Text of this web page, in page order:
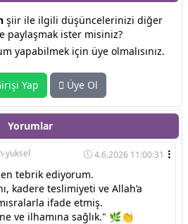
şiir ile ilgili düşüncelerinizi diğer
paylaşmak ister misiniz?
yapabilmek için üye olmalısınız.
Yap Üye Ol
Yorumlar
yuksel 4.6.2026 11:00:31
tebrik ediyorum.
kadere teslimiyeti ve Allah’a
ifade etmiş.
ve ilhamına sağlık." 🌿👏